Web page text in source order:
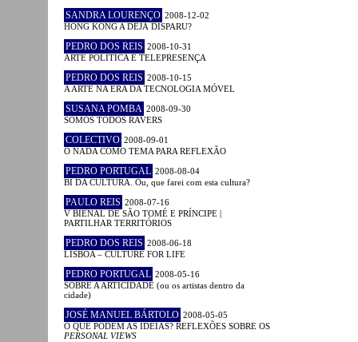
SANDRA LOURENÇO 2008-12-02
HONG KONG A DÉJÀ DISPARU?
PEDRO DOS REIS 2008-10-31
ARTE POLÍTICA E TELEPRESENÇA
PEDRO DOS REIS 2008-10-15
A ARTE NA ERA DA TECNOLOGIA MÓVEL
SUSANA POMBA 2008-09-30
SOMOS TODOS RAVERS
COLECTIVO 2008-09-01
O NADA COMO TEMA PARA REFLEXÃO
PEDRO PORTUGAL 2008-08-04
BI DA CULTURA. Ou, que farei com esta cultura?
PAULO REIS 2008-07-16
V BIENAL DE SÃO TOMÉ E PRÍNCIPE |
PARTILHAR TERRITÓRIOS
PEDRO DOS REIS 2008-06-18
LISBOA – CULTURE FOR LIFE
PEDRO PORTUGAL 2008-05-16
SOBRE A ARTICIDADE (ou os artistas dentro da
cidade)
JOSÉ MANUEL BÁRTOLO 2008-05-05
O QUE PODEM AS IDEIAS? REFLEXÕES SOBRE OS
PERSONAL VIEWS